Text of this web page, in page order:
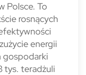
Pol­sce. To
rosnących
energii
gospodarki
tys. tera­dżuli